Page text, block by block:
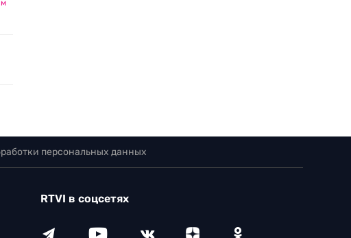
персональных данных
RTVI в соцсетях